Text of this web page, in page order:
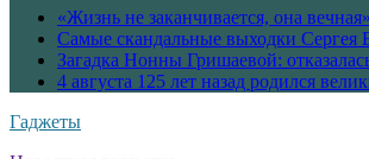
«Жизнь не заканчивается, она
Самые скандальные выходки Сергея
Загадка Нонны Гришаевой:
4 августа 125 лет назад родился
Гаджеты